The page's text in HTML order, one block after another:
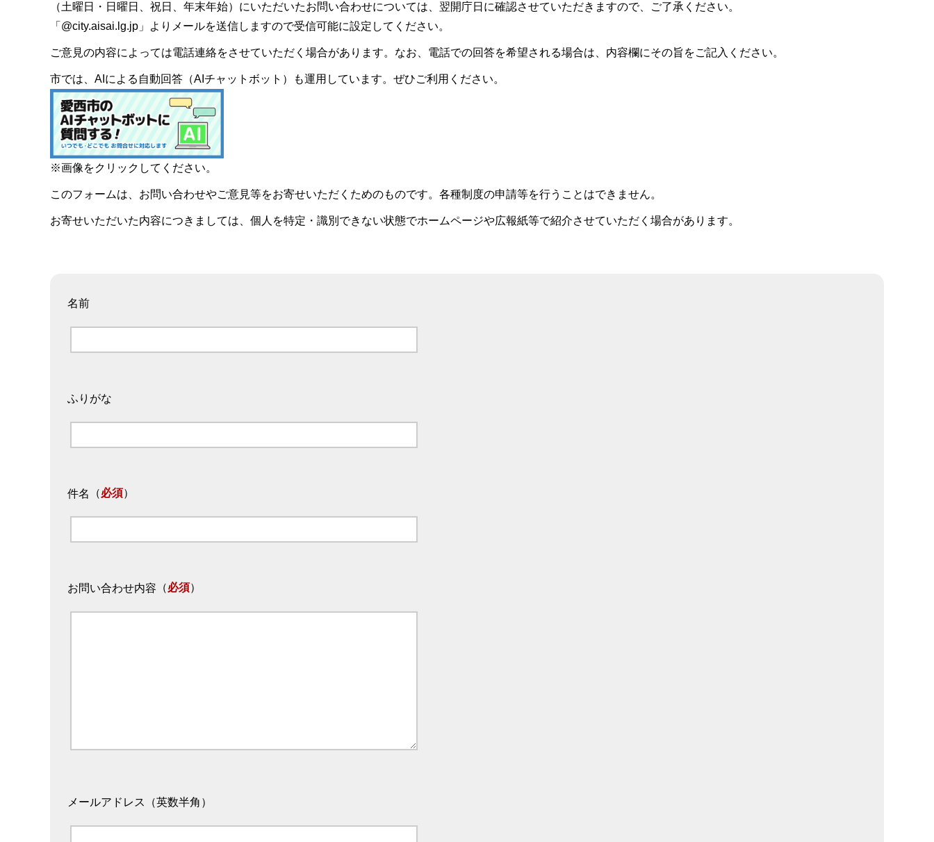
（土曜日・日曜日、祝日、年末年始）にいただいたお問い合わせについては、翌開庁日に確認させていただきますので、ご了承ください。
「@city.aisai.lg.jp」よりメールを送信しますので受信可能に設定してください。
ご意見の内容によっては電話連絡をさせていただく場合があります。なお、電話での回答を希望される場合は、内容欄にその旨をご記入ください。
市では、AIによる自動回答（AIチャットボット）も運用しています。ぜひご利用ください。
※画像をクリックしてください。
このフォームは、お問い合わせやご意見等をお寄せいただくためのものです。各種制度の申請等を行うことはできません。
お寄せいただいた内容につきましては、個人を特定・識別できない状態でホームページや広報紙等で紹介させていただく場合があります。
名前
ふりがな
件名 （必須）
お問い合わせ内容 （必須）
メールアドレス（英数半角）